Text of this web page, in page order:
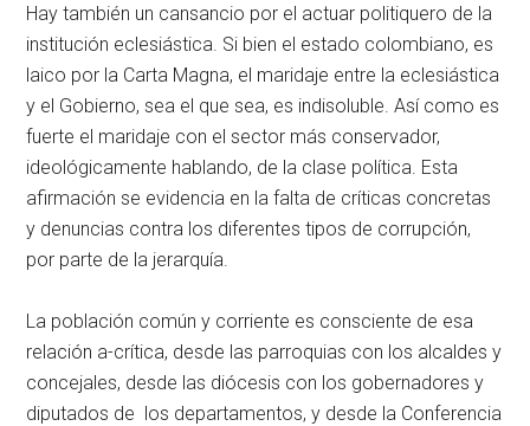
Hay también un cansancio por el actuar politiquero de la
institución eclesiástica. Si bien el estado colombiano, es
laico por la Carta Magna, el maridaje entre la eclesiástica
y el Gobierno, sea el que sea, es indisoluble. Así como es
fuerte el maridaje con el sector más conservador,
ideológicamente hablando, de la clase política. Esta
afirmación se evidencia en la falta de críticas concretas
y denuncias contra los diferentes tipos de corrupción,
por parte de la jerarquía.
La población común y corriente es consciente de esa
relación a-crítica, desde las parroquias con los alcaldes y
concejales, desde las diócesis con los gobernadores y
diputados de los departamentos, y desde la Conferencia